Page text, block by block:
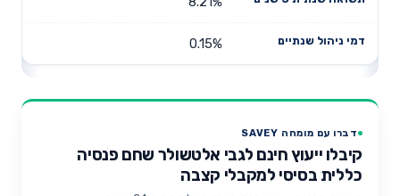
0.15%
דברו עם מומחה SAVEY
קיבלו ייעוץ חינם לגבי אלטשולר שחם פנסיה
כללית בסיסי למקבלי קצבה